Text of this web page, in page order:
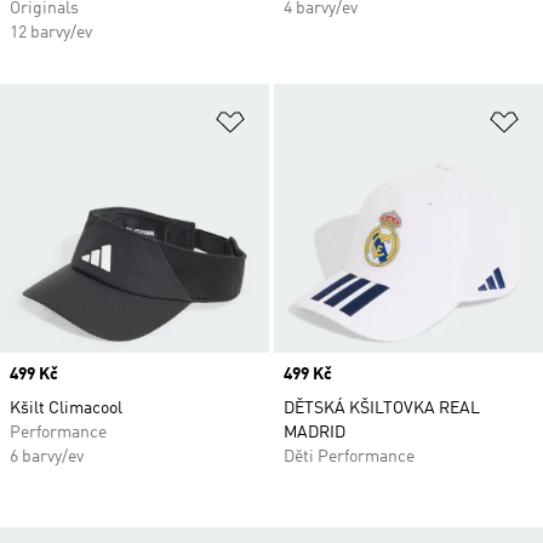
Originals
12 barvy/ev
4 barvy/ev
Price
499 Kč
Kšilt Climacool
Performance
6 barvy/ev
Price
499 Kč
DĚTSKÁ KŠILTOVKA REAL
MADRID
Děti Performance